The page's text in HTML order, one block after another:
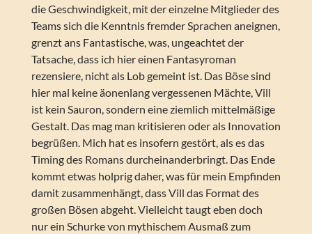
die Geschwindigkeit, mit der einzelne Mitglieder des
Teams sich die Kenntnis fremder Sprachen aneignen,
grenzt ans Fantastische, was, ungeachtet der
Tatsache, dass ich hier einen Fantasyroman
rezensiere, nicht als Lob gemeint ist. Das Böse sind
hier mal keine äonenlang vergessenen Mächte, Vill
ist kein Sauron, sondern eine ziemlich mittelmäßige
Gestalt. Das mag man kritisieren oder als Innovation
begrüßen. Mich hat es insofern gestört, als es das
Timing des Romans durcheinanderbringt. Das Ende
kommt etwas holprig daher, was für mein Empfinden
damit zusammenhängt, dass Vill das Format des
großen Bösen abgeht. Vielleicht taugt eben doch
nur ein Schurke von mythischem Ausmaß zum